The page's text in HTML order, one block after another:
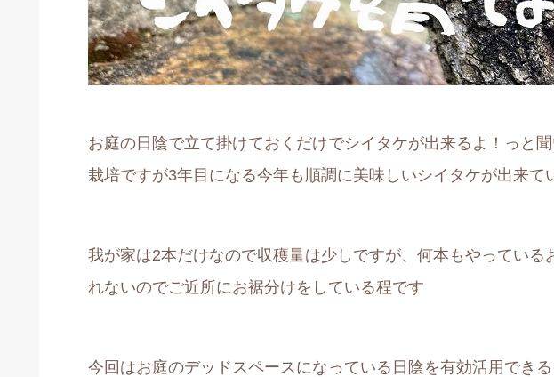
お庭の日陰で立て掛けておくだけでシイタケが出来るよ！っと
栽培ですが3年目になる今年も順調に美味しいシイタケが出来て
我が家は2本だけなので収穫量は少しですが、何本もやっている
れないのでご近所にお裾分けをしている程です
今回はお庭のデッドスペースになっている日陰を有効活用でき